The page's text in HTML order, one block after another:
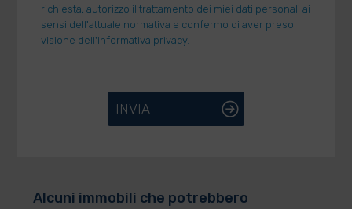
richiesta, autorizzo il trattamento dei miei dati personali ai
sensi dell'attuale normativa e confermo di aver preso
visione dell'informativa privacy.
INVIA
Alcuni immobili che potrebbero